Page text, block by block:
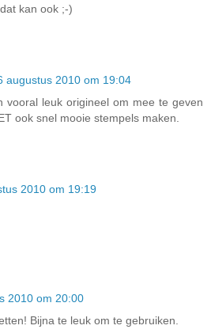
kan ook ;-)
augustus 2010 om 19:04
vooral leuk origineel om mee te geven
ook snel mooie stempels maken.
2010 om 19:19
2010 om 20:00
Bijna te leuk om te gebruiken.